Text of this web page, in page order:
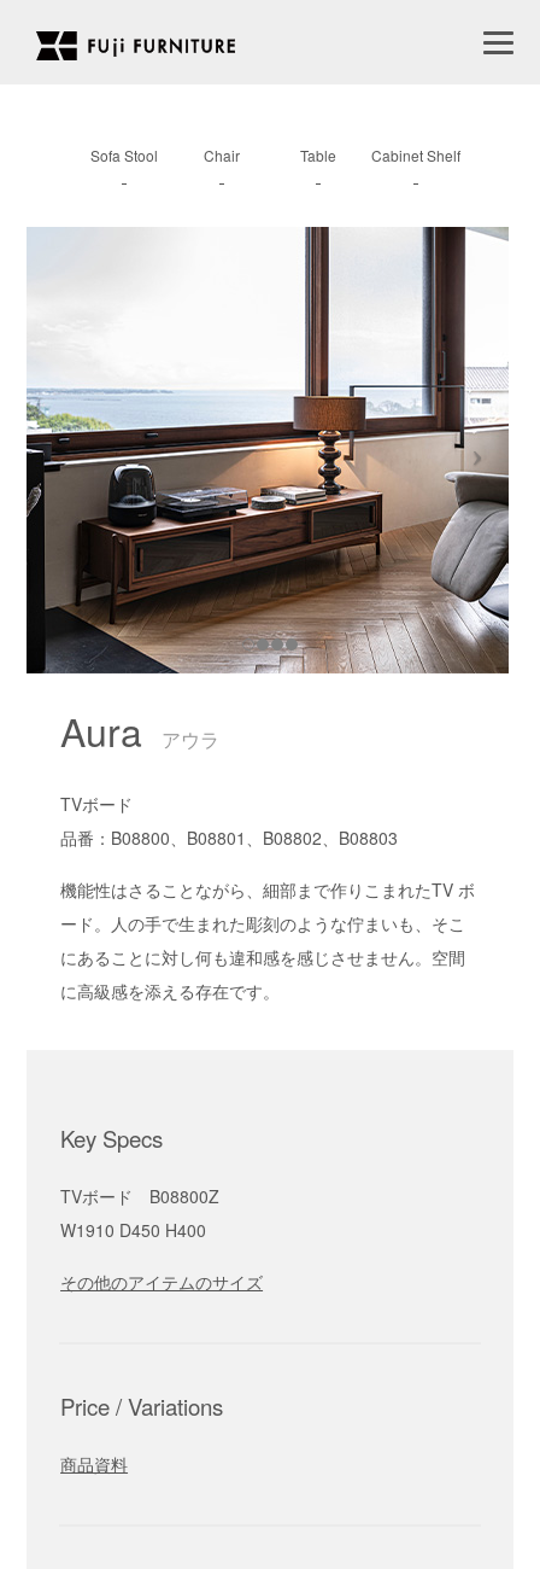
Sofa Stool Chair Table Cabinet Shelf
Aura アウラ
TVボード
品番：B08800、B08801、B08802、B08803
機能性はさることながら、細部まで作りこまれたTV ボ
ード。人の手で生まれた彫刻のような佇まいも、そこ
にあることに対し何も違和感を感じさせません。空間
に高級感を添える存在です。
Key Specs
TVボード B08800Z
W1910 D450 H400
その他のアイテムのサイズ
Price / Variations
商品資料